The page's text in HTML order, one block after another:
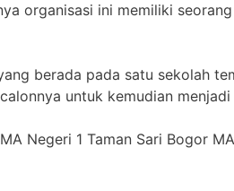
organisasi ini memiliki
berada pada satu sekolah
untuk kemudian menjadi
Negeri 1 Taman Sari Bogor